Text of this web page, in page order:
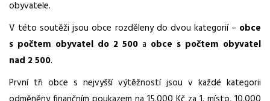
obyvatele.
V této soutěži jsou obce rozděleny do dvou kategorií – obce
s počtem obyvatel do 2 500 a obce s počtem obyvatel
nad 2 500.
První tři obce s nejvyšší výtěžností jsou v každé kategorii